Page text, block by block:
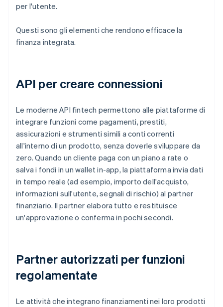
per l'utente.
Questi sono gli elementi che rendono efficace la
finanza integrata.
API per creare connessioni
Le moderne API fintech permettono alle piattaforme di
integrare funzioni come pagamenti, prestiti,
assicurazioni e strumenti simili a conti correnti
all'interno di un prodotto, senza doverle sviluppare da
zero. Quando un cliente paga con un piano a rate o
salva i fondi in un wallet in-app, la piattaforma invia dati
in tempo reale (ad esempio, importo dell'acquisto,
informazioni sull'utente, segnali di rischio) al partner
finanziario. Il partner elabora tutto e restituisce
un'approvazione o conferma in pochi secondi.
Partner autorizzati per funzioni
regolamentate
Le attività che integrano finanziamenti nei loro prodotti